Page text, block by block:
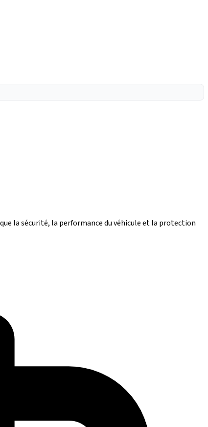
la sécurité, la performance du véhicule et la protection